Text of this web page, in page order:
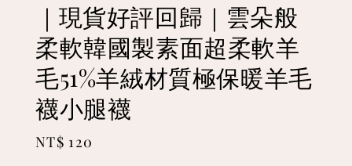
｜現貨好評回歸｜雲朵般
柔軟韓國製素面超柔軟羊
毛51%羊絨材質極保暖羊毛
襪小腿襪
Regular
NT$ 120